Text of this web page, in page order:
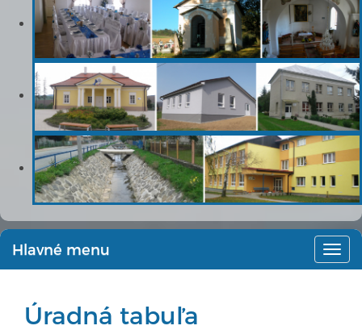
Hlavné menu
Úradná tabuľa